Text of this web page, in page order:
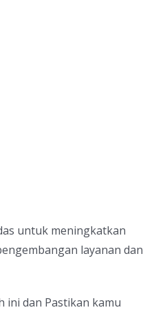
untuk meningkatkan
layanan dan
ini dan Pastikan kamu